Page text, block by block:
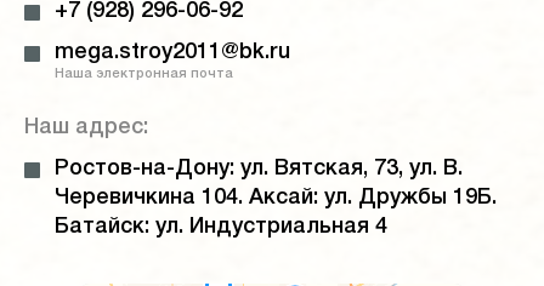
+7 (928) 296-06-92
mega.stroy2011@bk.ru
Наша электронная почта
Наш адрес:
Ростов-на-Дону: ул. Вятская, 73, ул. В.
Черевичкина 104. Аксай: ул. Дружбы 19Б.
Батайск: ул. Индустриальная 4